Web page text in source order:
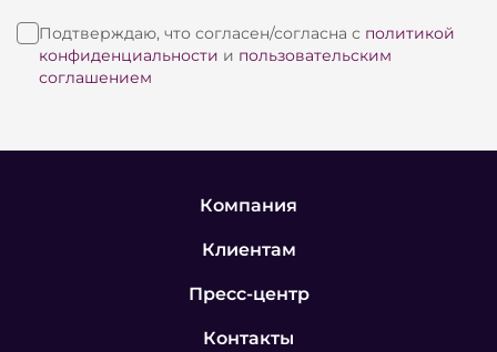
Подтверждаю, что согласен/согласна с политикой
конфиденциальности и пользовательским
соглашением
Компания
Клиентам
Пресс-центр
Контакты